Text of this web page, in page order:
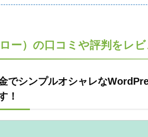
ー）の口コミや評判をレ
でシンプルオシャレな
！